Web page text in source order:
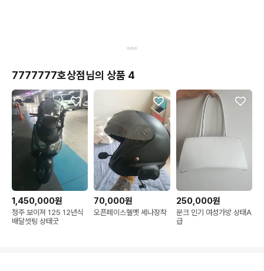
7777777호상점님의 상품 4
1,450,000원
청주 보이져 125 12년식
배달셋팅 상태굿
70,000원
오픈페이스헬멧 세나장착
250,000원
분크 인기 여성가방 상태A
급